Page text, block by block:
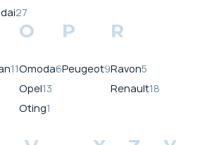
27
11
O
Omoda6
Opel13
Oting1
P
Peugeot9
R
Ravon5
Renault18